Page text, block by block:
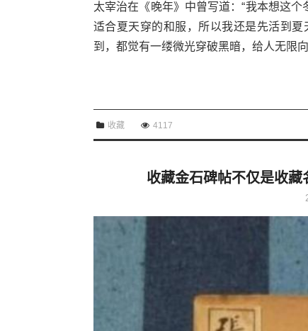
太宰治在《晚年》中曾写道：“我本想这
适合夏天穿的和服，所以我还是先活到
到，都觉有一缕微光穿破黑暗，给人无限
收藏 4117
收藏金石碑帖不仅是收